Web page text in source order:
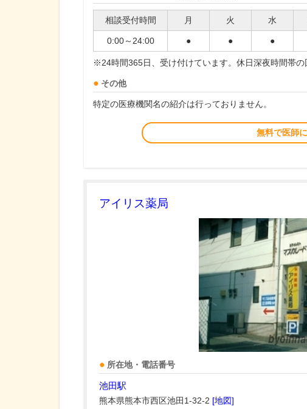
相談受付時間 月 火 水
0:00～24:00 ● ● ●
※24時間365日、受け付けています。休日深夜時間帯の
その他
特定の医療機関名の紹介は行っておりません。
無料で医師
アイリス薬局
所在地・電話番号
池田駅
熊本県熊本市西区池田1-32-2 [地図]